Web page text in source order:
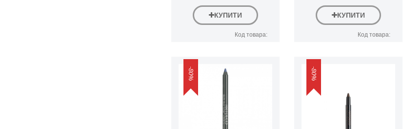
КУПИТИ
Код товара:
КУПИТИ
Код товара:
-80% -80%